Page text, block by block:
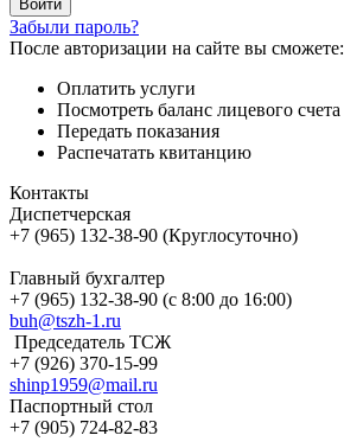
Забыли пароль?
После авторизации на сайте вы сможете:
Оплатить услуги
Посмотреть баланс лицевого счета
Передать показания
Распечатать квитанцию
Контакты
Диспетчерская
+7 (965) 132-38-90 (Круглосуточно)
Главный бухгалтер
+7 (965) 132-38-90 (с 8:00 до 16:00)
buh@tszh-1.ru
Председатель ТСЖ
+7 (926) 370-15-99
shinp1959@mail.ru
Паспортный стол
+7 (905) 724-82-83